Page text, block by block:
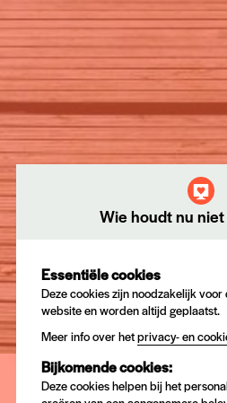
Homologatie
product
Wie houdt nu
Essentiële cookies
Deze cookies zijn noodzakelijk
website en worden altijd geplaatst.
Meer info over hetprivacy- en
Bijkomende cookies:
Deze cookies helpen bij het